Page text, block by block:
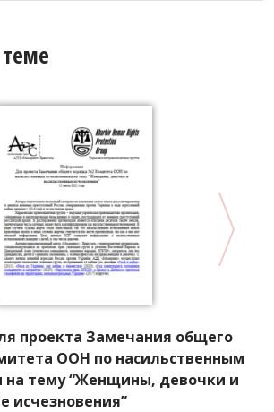
проекта Замечания общего
ООН по насильственным
на тему “Женщины, девочки и
исчезновения”